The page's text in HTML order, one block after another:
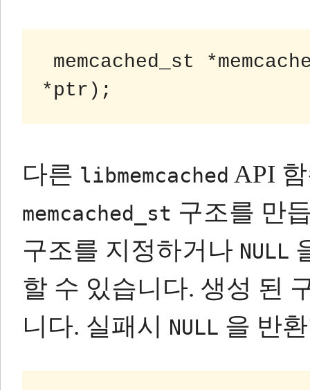
memcached_st
다른 libmemcached API
memcached_st 구조를 만
구조를 지정하거나 NULL
할 수 있습니다. 생성 된
니다. 실패시 NULL 을 반